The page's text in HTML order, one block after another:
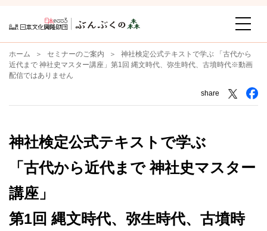
ホーム セミナーのご案内
神社検定公式テキストで学ぶ 「古代から
近代まで 神社史マスター講座」第1回 縄文時代、弥生時代、古墳時代※動画
配信ではありません
share
神社検定公式テキストで学ぶ
「古代から近代まで 神社史マスター
講座」
第1回 縄文時代、弥生時代、古墳時